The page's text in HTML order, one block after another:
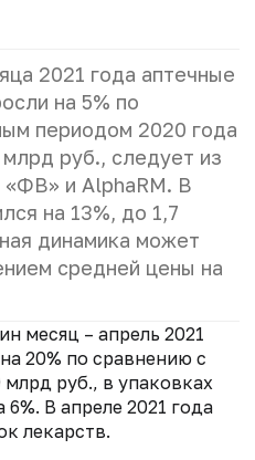
2021 года аптечные
на 5% по
периодом 2020 года
руб., следует из
«ФВ» и AlphaRM. В
на 13%, до 1,7
динамика может
средней цены на
месяц – апрель 2021
20% по сравнению с
руб., в упаковках
В апреле 2021 года
лекарств.